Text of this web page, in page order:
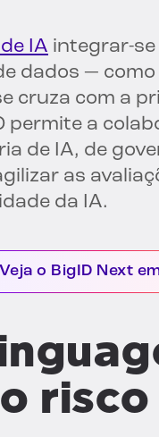
IA integrar-
dados — como
cruza com a
permite a
de IA, de
as
da IA.
Veja o BigID Next
risco